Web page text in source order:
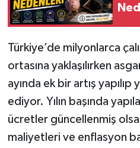
Türkiye’de milyonlarca
ortasına yaklaşılırken
ayında ek bir artış yapılıp
ediyor. Yılın başında
ücretler güncellenmiş
maliyetleri ve enflasyon